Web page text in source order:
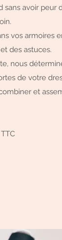
avoir peur
vos armoires
des astuces.
nous
de votre
et